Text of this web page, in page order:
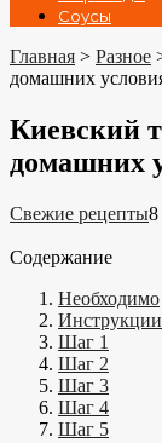
Соусы
Главная > Разное
домашних
Киевский
домашних
Свежие рецепты8
Содержание
Необходимо
Инструкции
Шаг 1
Шаг 2
Шаг 3
Шаг 4
Шаг 5